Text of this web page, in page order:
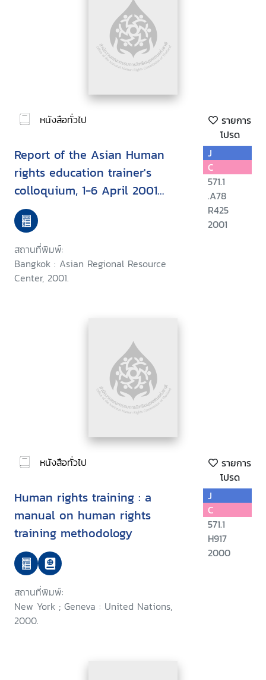
หนังสือทั่วไป
รายการ
โปรด
Report of the Asian Human
rights education trainer's
colloquium, 1-6 April 2001
Chiang Mai, Thailand
สถานที่พิมพ์:
Bangkok : Asian Regional Resource
Center, 2001.
J
C
571.1
.A78
R425
2001
หนังสือทั่วไป
รายการ
โปรด
Human rights training : a
manual on human rights
training methodology
สถานที่พิมพ์:
New York ; Geneva : United Nations,
2000.
J
C
571.1
H917
2000